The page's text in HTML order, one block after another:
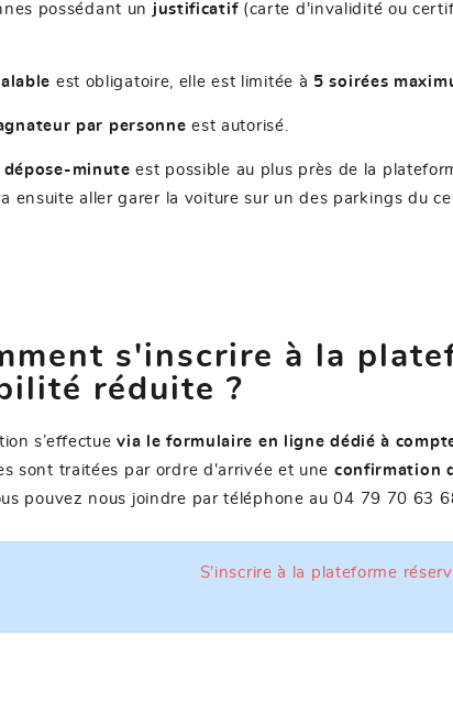
possédant un justificatif (carte d'invalidité ou
est obligatoire, elle est limitée à 5 soirées
par personne est autorisé.
dépose-minute est possible au plus près de la
ensuite aller garer la voiture sur un des parkings du
s'inscrire à la
réduite ?
s’effectuevia le formulaire en ligne dédié à
sont traitées par ordre d'arrivée et une confirmation
pouvez nous joindre par téléphone au 04 79 70 63
S'inscrire à la plateforme